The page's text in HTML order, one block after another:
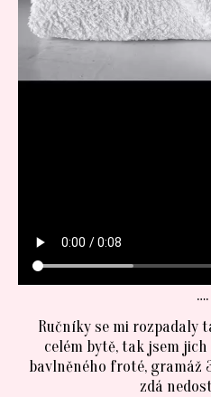
….
Ručníky se mi rozpadaly
celém bytě, tak jsem
bavlněného froté, gramáž
zdá